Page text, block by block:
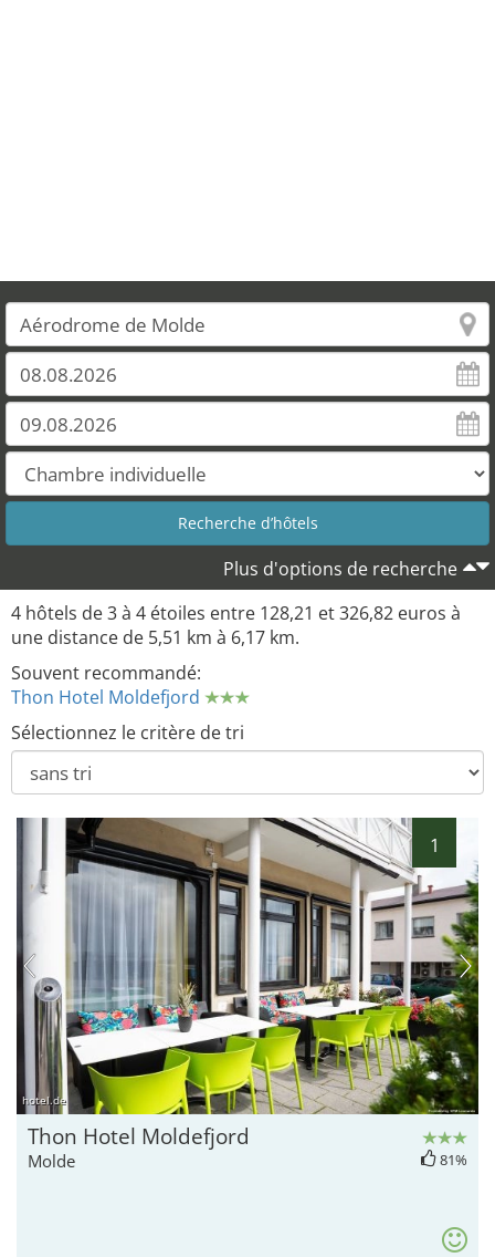
Plus d'options de recherche
4 hôtels de 3 à 4 étoiles entre 128,21 et 326,82 euros à
une distance de 5,51 km à 6,17 km.
Souvent recommandé:
Thon Hotel Moldefjord
Sélectionnez le critère de tri
1
hotel.de
Thon Hotel Moldefjord
Molde 81%